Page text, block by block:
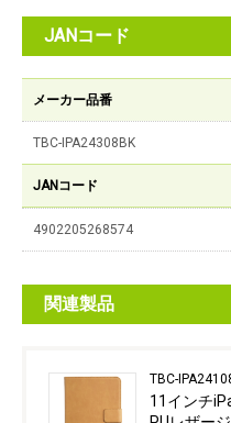
JANコード
メーカー品番
TBC-IPA24308BK
JANコード
4902205268574
関連製品
TBC-
11インチ